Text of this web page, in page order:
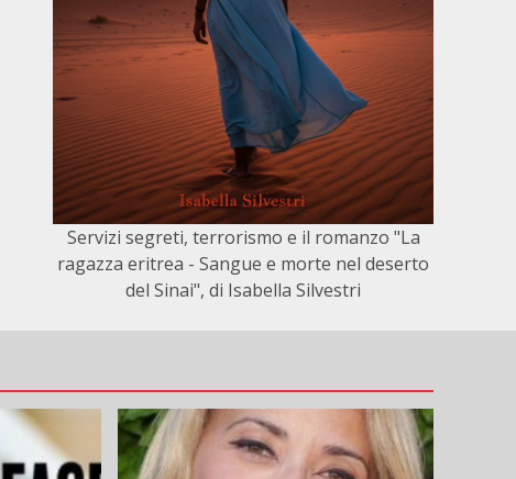
Servizi segreti, terrorismo e il romanzo "La
ragazza eritrea - Sangue e morte nel deserto
del Sinai", di Isabella Silvestri